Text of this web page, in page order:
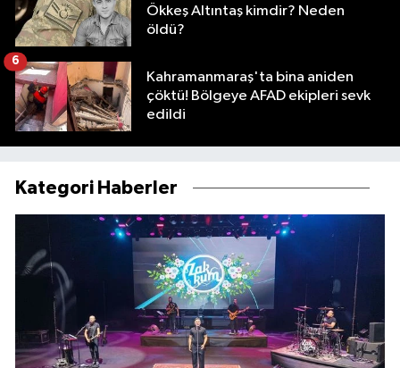
Ökkeş Altıntaş kimdir? Neden
öldü?
Kahramanmaraş'ta bina aniden
çöktü! Bölgeye AFAD ekipleri sevk
edildi
6
Kategori Haberler